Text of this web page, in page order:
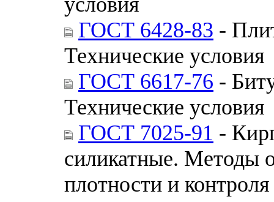
ГОСТ 6428-83 -
Технические условия
ГОСТ 6617-76 -
Технические условия
ГОСТ 7025-91 -
силикатные. Методы
плотности и